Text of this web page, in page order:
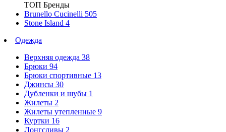
ТОП Бренды
Brunello Cucinelli 505
Stone Island 4
Одежда
Верхняя одежда 38
Брюки 94
Брюки спортивные 13
Джинсы 30
Дубленки и шубы 1
Жилеты 2
Жилеты утепленные 9
Куртки 16
Лонгсливы 2